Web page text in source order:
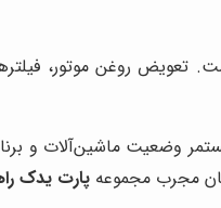
تعویض روغن موتور،
وضعیت ماشین‌آلات و
مجرب مجموعه پارت یدک